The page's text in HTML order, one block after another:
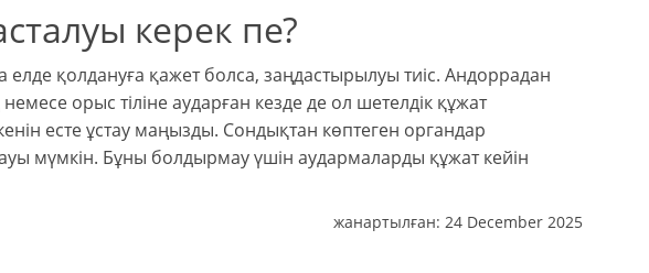
керек пе?
елде қолдануға қажет болса, заңдастырылуы тиіс. Андоррадан
орыс тіліне аударған кезде де ол шетелдік құжат
есте ұстау маңызды. Сондықтан көптеген органдар
мүмкін. Бұны болдырмау үшін аудармаларды құжат кейін
жанартылған: 24 December 2025